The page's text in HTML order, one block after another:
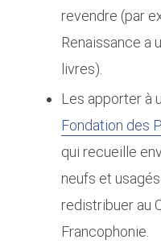
revendre (par
Renaissance a
livres).
Les apporter à
Fondation des
qui recueille
neufs et
redistribuer au
Francophonie.